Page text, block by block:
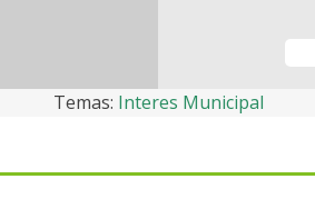
Temas: Interes Municipal